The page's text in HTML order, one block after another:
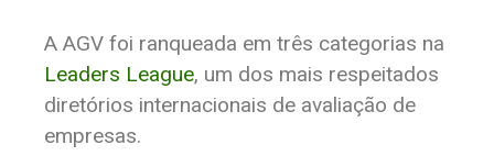
A AGV foi ranqueada em três categorias na
Leaders League, um dos mais respeitados
diretórios internacionais de avaliação de
empresas.